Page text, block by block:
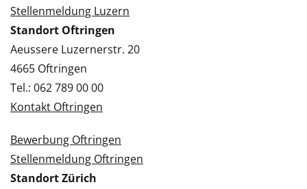
Stellenmeldung Luzern
Standort Oftringen
Aeussere Luzernerstr. 20
4665 Oftringen
Tel.: 062 789 00 00
Kontakt Oftringen
Bewerbung Oftringen
Stellenmeldung Oftringen
Standort Zürich